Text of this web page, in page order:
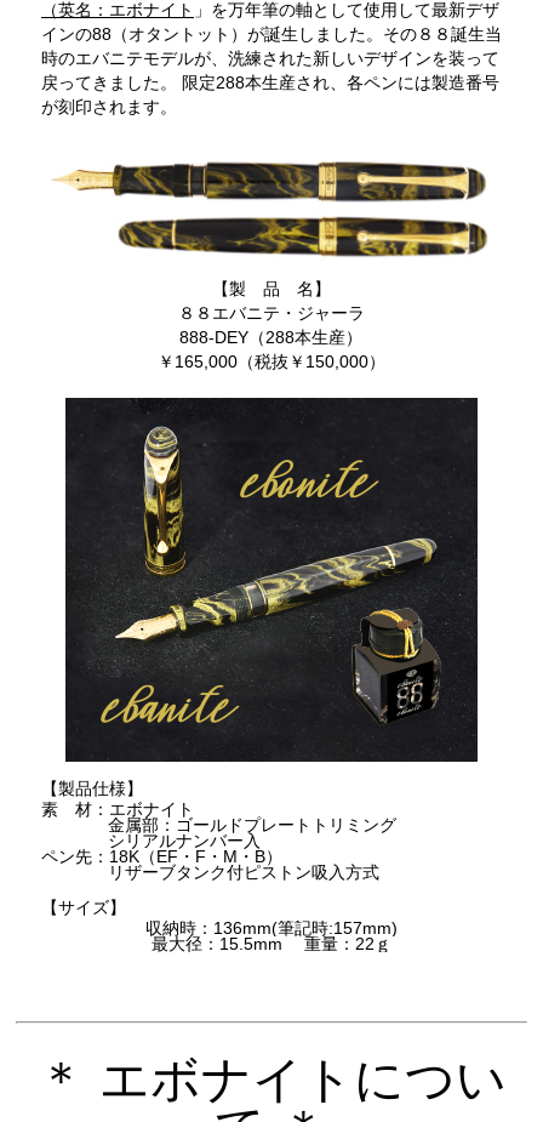
（英名：エボナイト 」を万年筆の軸として使用して最新デザ
インの88（オタントット）が誕生しました。その８８誕生当
時のエバニテモデルが、洗練された新しいデザインを装って
戻ってきました。 限定288本生産され、各ペンには製造番号
が刻印されます。
【製 品 名】
８８エバニテ・ジャーラ
888-DEY（288本生産）
￥165,000（税抜￥150,000）
【製品仕様】
素 材：エボナイト
金属部：ゴールドプレートトリミング
シリアルナンバー入
ペン先：18K（EF・F・M・B）
リザーブタンク付ピストン吸入方式
【サイズ】
収納時：136mm(筆記時:157mm)
最大径：15.5mm 重量：22ｇ
＊ エボナイトについ